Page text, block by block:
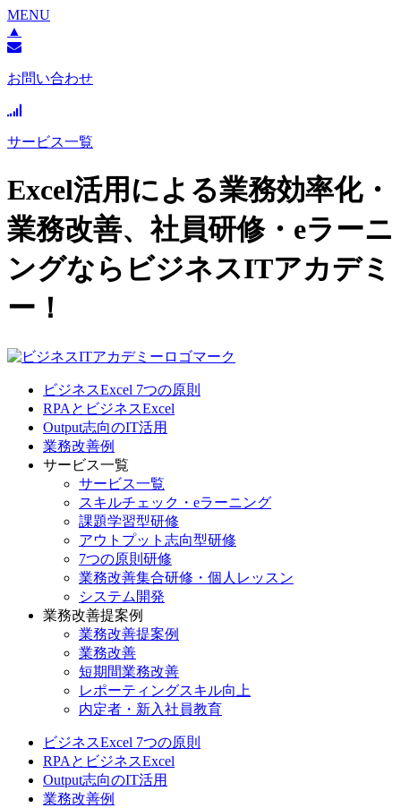
MENU
▲
お問い合わせ
サービス一覧
Excel活用による業務効率化・
業務改善、社員研修・eラーニ
ングならビジネスITアカデミ
ー！
ビジネスExcel 7つの原則
RPAとビジネスExcel
Output志向のIT活用
業務改善例
サービス一覧
サービス一覧
スキルチェック・eラーニング
課題学習型研修
アウトプット志向型研修
7つの原則研修
業務改善集合研修・個人レッスン
システム開発
業務改善提案例
業務改善提案例
業務改善
短期間業務改善
レポーティングスキル向上
内定者・新入社員教育
ビジネスExcel 7つの原則
RPAとビジネスExcel
Output志向のIT活用
業務改善例